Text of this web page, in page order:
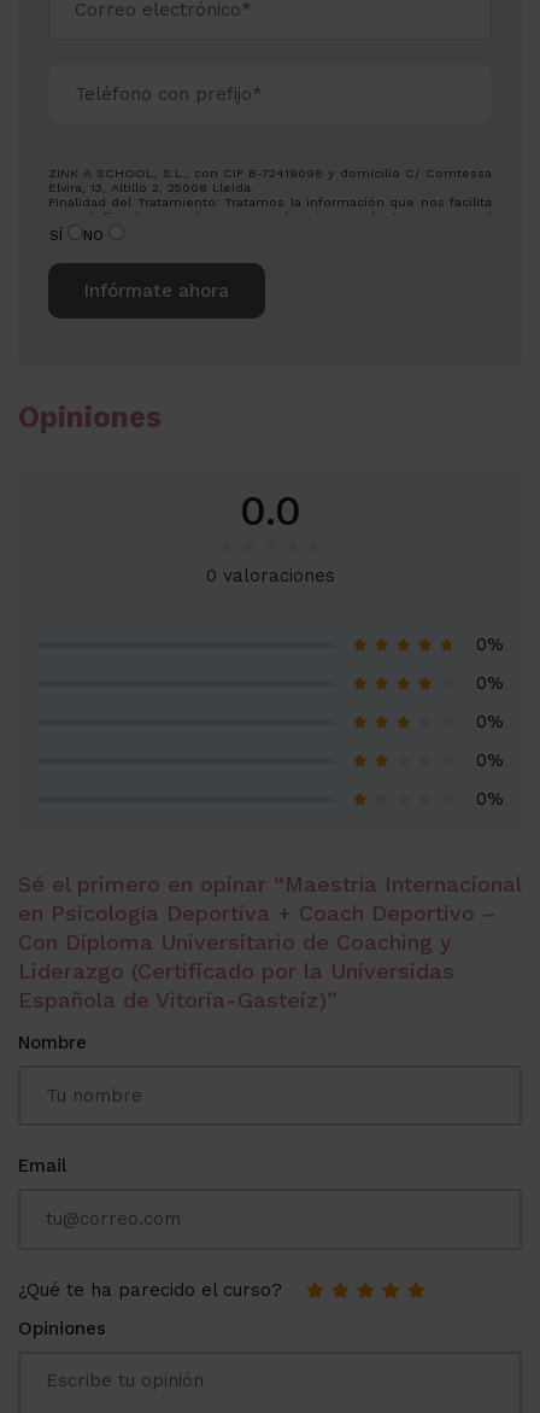
ZINK A SCHOOL, S.L., con CIF B-72419096 y domicilio C/ Comtessa
Elvira, 13, Altillo 2, 25008 Lleida.
Finalidad del Tratamiento: Tratamos la información que nos facilita
con el fin de enviarle correos electrónicos de tipo comercial
relacionado con los productos ofrecidos y otros tipos de
productos que fueran de su interés.
Legitimación del tratamiento: Consentimiento del interesado.
Derechos: Puede ejercitar sus derechos identificándose
suficientemente, dirigiéndose a la dirección
Para más información consulte nuestra Política de Privacidad.
SÍ NO
Opiniones
0.0
0 valoraciones
0%
0%
0%
0%
0%
Sé el primero en opinar “Maestría Internacional
en Psicología Deportiva + Coach Deportivo –
Con Diploma Universitario de Coaching y
Liderazgo (Certificado por la Universidas
Española de Vitoria-Gasteiz)”
Nombre
Email
¿Qué te ha parecido el curso?
Opiniones